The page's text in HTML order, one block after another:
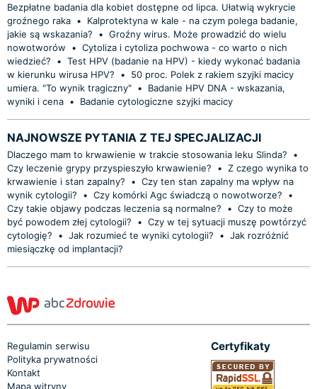
Bezpłatne badania dla kobiet dostępne od lipca. Ułatwią wykrycie
groźnego raka •
Kalprotektyna w kale - na czym polega badanie,
jakie są wskazania?
• Groźny wirus. Może prowadzić do wielu
nowotworów
• Cytoliza i cytoliza pochwowa - co warto o nich
wiedzieć?
• Test HPV (badanie na HPV) - kiedy wykonać badania
w kierunku wirusa HPV?
•
50 proc. Polek z rakiem szyjki macicy
umiera. "To wynik tragiczny" •
Badanie HPV DNA - wskazania,
wyniki i cena • Badanie cytologiczne szyjki macicy
NAJNOWSZE PYTANIA Z TEJ SPECJALIZACJI
Dlaczego mam to krwawienie w trakcie stosowania leku Slinda?
•
Czy leczenie grypy przyspieszyło krwawienie?
• Z czego wynika to
krwawienie i stan zapalny?
• Czy ten stan zapalny ma wpływ na
wynik cytologii?
• Czy komórki Agc świadczą o nowotworze?
•
Czy takie objawy podczas leczenia są normalne?
• Czy to może
być powodem złej cytologii?
• Czy w tej sytuacji muszę powtórzyć
cytologię?
• Jak rozumieć te wyniki cytologii? • Jak rozróżnić
miesiączkę od implantacji?
Regulamin serwisu
Polityka prywatności
Kontakt
Mapa witryny
Certyfikaty